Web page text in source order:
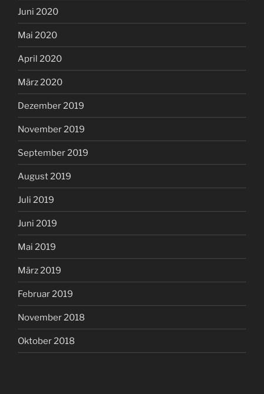
Juni 2020
Mai 2020
April 2020
März 2020
Dezember 2019
November 2019
September 2019
August 2019
Juli 2019
Juni 2019
Mai 2019
März 2019
Februar 2019
November 2018
Oktober 2018